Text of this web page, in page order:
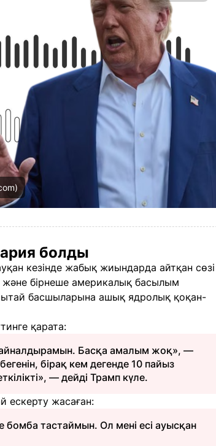
болды
кезінде жабық жиындарда айтқан сөзі
және бірнеше америкалық басылым
басшыларына ашық ядролық қоқан-
қарата:
айналдырамын. Басқа амалым жоқ», —
бірақ кем дегенде 10 пайыз
— дейді Трамп күле.
ескерту жасаған:
бомба тастаймын. Ол мені есі ауысқан